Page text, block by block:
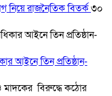
নিয়ে রাজনৈতিক বিতর্ক৩০
আইনে তিন প্রতিষ্ঠান-